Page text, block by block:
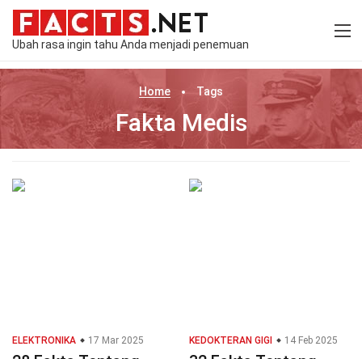
Ubah rasa ingin tahu Anda menjadi penemuan
Home Tags
Fakta Medis
ELEKTRONIKA 17 Mar 2025 KEDOKTERAN GIGI 14 Feb 2025